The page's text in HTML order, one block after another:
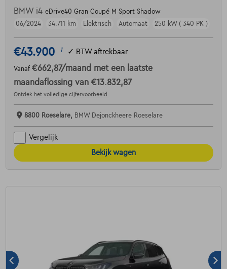
BMW i4 eDrive40 Gran Coupé M Sport Shadow
06/2024
34.711 km Elektrisch Automaat 250 kW ( 340 PK )
€43.900 1 ✓ BTW aftrekbaar
Vanaf €662,87/maand met een laatste
maandaflossing van €13.832,87
Ontdek het volledige cijfervoorbeeld
8800 Roeselare, BMW Dejonckheere Roeselare
Vergelijk
Bekijk wagen